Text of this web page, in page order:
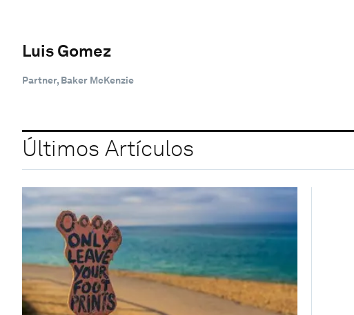
Luis Gomez
Partner, Baker McKenzie
Últimos Artículos